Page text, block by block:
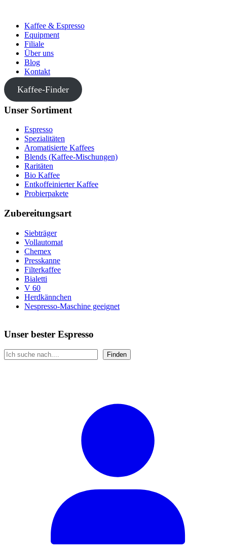
contentKaffee & Espresso
Equipment
Filiale
Über uns
Blog
Kontakt
Kaffee-Finder
Unser Sortiment
Espresso
Spezialitäten
Aromatisierte Kaffees
Blends (Kaffee-Mischungen)
Raritäten
Bio Kaffee
Entkoffeinierter Kaffee
Probierpakete
Zubereitungsart
Siebträger
Vollautomat
Chemex
Presskanne
Filterkaffee
Bialetti
V 60
Herdkännchen
Nespresso-Maschine geeignet
Unser bester Espresso
Suchen Finden